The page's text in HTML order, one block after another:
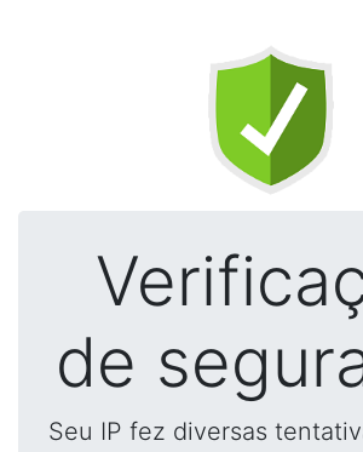
de
Seu IP fez diversas